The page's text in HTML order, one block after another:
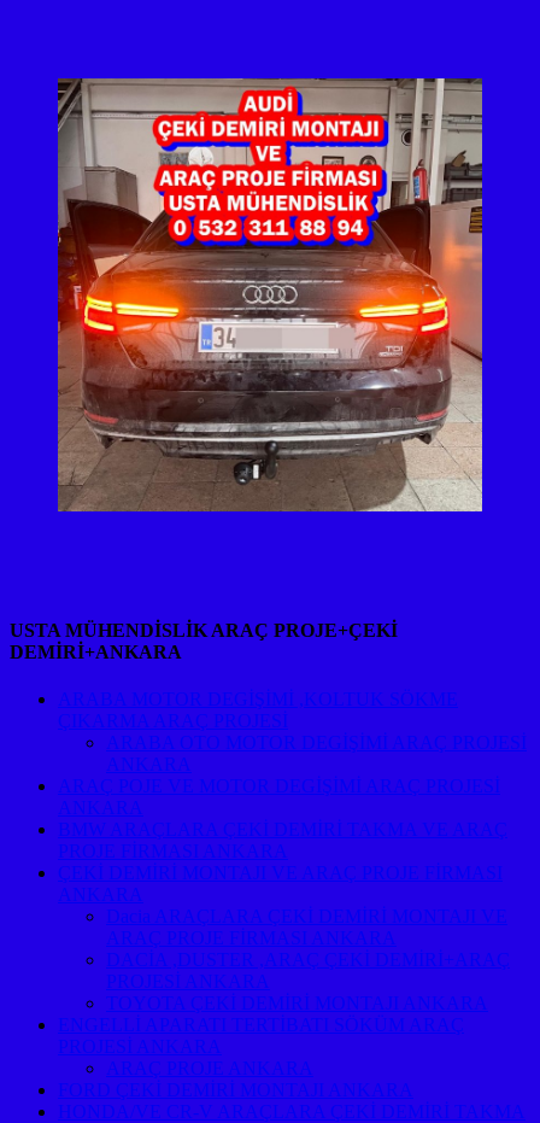
USTA MÜHENDİSLİK ARAÇ PROJE+ÇEKİ
DEMİRİ+ANKARA
ARABA MOTOR DEGİŞİMİ ,KOLTUK SÖKME
ÇIKARMA ARAÇ PROJESİ
ARABA OTO MOTOR DEGİŞİMİ ARAÇ PROJESİ
ANKARA
ARAÇ POJE VE MOTOR DEGİŞİMİ ARAÇ PROJESİ
ANKARA
BMW ARAÇLARA ÇEKİ DEMİRİ TAKMA VE ARAÇ
PROJE FİRMASI ANKARA
ÇEKİ DEMİRİ MONTAJI VE ARAÇ PROJE FİRMASI
ANKARA
Dacia ARAÇLARA ÇEKİ DEMİRİ MONTAJI VE
ARAÇ PROJE FİRMASI ANKARA
DACİA ,DUSTER ,ARAÇ ÇEKİ DEMİRİ+ARAÇ
PROJESİ ANKARA
TOYOTA ÇEKİ DEMİRİ MONTAJI ANKARA
ENGELLİ APARATI TERTİBATI SÖKÜM ARAÇ
PROJESİ ANKARA
ARAÇ PROJE ANKARA
FORD ÇEKİ DEMİRİ MONTAJI ANKARA
HONDA/VE CR-V ARAÇLARA ÇEKİ DEMİRİ TAKMA